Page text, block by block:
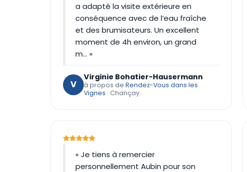
a adapté la visite extérieure en
conséquence avec de l’eau fraîche
et des brumisateurs. Un excellent
moment de 4h environ, un grand
m… »
V
Virginie Bohatier-Hausermann
à propos de Rendez-Vous dans les
Vignes · Chançay
« Je tiens à remercier
personnellement Aubin pour son